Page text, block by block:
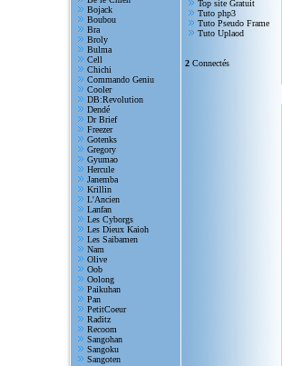
Bojack
Boubou
Bra
Broly
Bulma
Cell
Chichi
Commando Geniu
Cooler
DB:Revolution
Dendé
Dr Brief
Freezer
Gotenks
Gregory
Gyumao
Hercule
Janemba
Krillin
L'Ancien
Lanfan
Les Cyborgs
Les Dieux Kaioh
Les Saibamen
Nam
Olive
Oob
Oolong
Paikuhan
Pan
PetitCoeur
Raditz
Recoom
Sangohan
Sangoku
Sangoten
Top site Gratuit
Tuto php3
Tuto Pseudo Frame
Tuto Uplaod
2 Connectés